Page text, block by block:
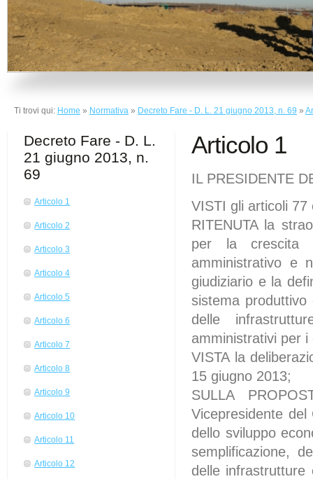
Ti trovi qui: Home » Normativa » Decreto Fare - D. L. 21 giugno 2013, n. 69 »
Decreto Fare - D. L.
21 giugno 2013, n.
69
Articolo 1
Articolo 2
Articolo 3
Articolo 4
Articolo 5
Articolo 6
Articolo 7
Articolo 8
Articolo 9
Articolo 10
Articolo 11
Articolo 12
Articolo 1
IL PRESIDENTE
VISTI gli articoli
RITENUTA la
per la crescita
amministrativo e
giudiziario e la
sistema
delle
amministrativi per
VISTA la
15 giugno 2013;
SULLA
Vicepresidente
dello sviluppo
semplificazione,
delle